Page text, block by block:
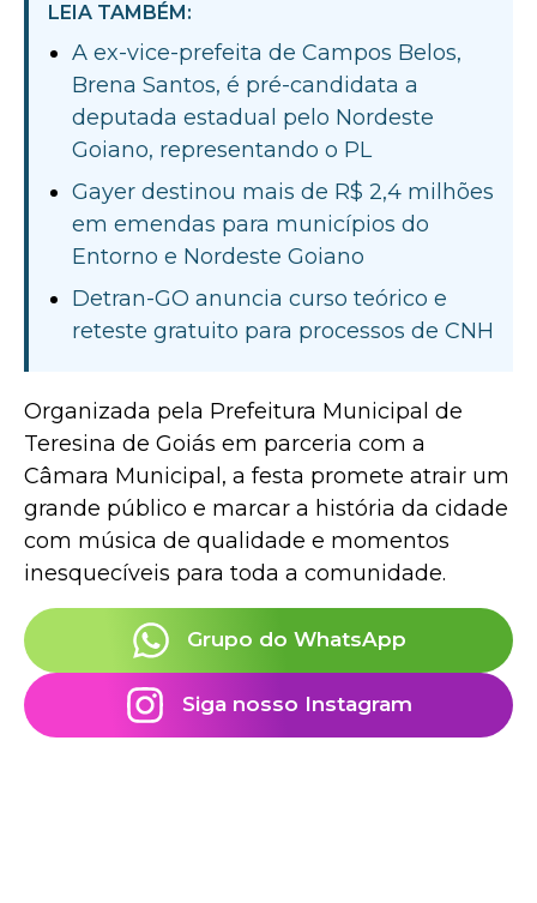
LEIA TAMBÉM:
A ex-vice-prefeita de Campos Belos,
Brena Santos, é pré-candidata a
deputada estadual pelo Nordeste
Goiano, representando o PL
Gayer destinou mais de R$ 2,4 milhões
em emendas para municípios do
Entorno e Nordeste Goiano
Detran-GO anuncia curso teórico e
reteste gratuito para processos de CNH
Organizada pela Prefeitura Municipal de
Teresina de Goiás em parceria com a
Câmara Municipal, a festa promete atrair um
grande público e marcar a história da cidade
com música de qualidade e momentos
inesquecíveis para toda a comunidade.
Grupo do WhatsApp
Siga nosso Instagram